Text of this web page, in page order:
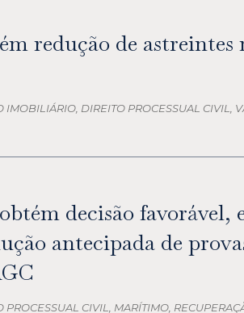
redução de
IMOBILIÁRIO, DIREITO PROCESSUAL CIVIL,
decisão favorável,
antecipada de
PROCESSUAL CIVIL, MARÍTIMO,